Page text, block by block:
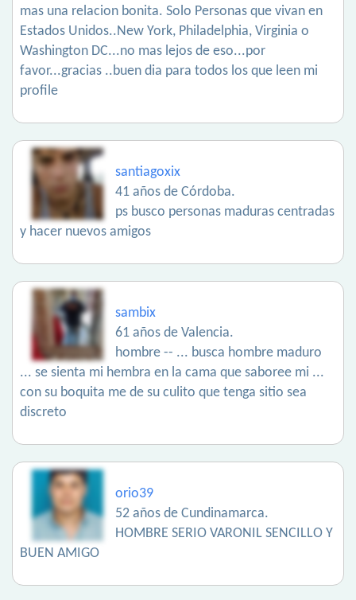
mas una relacion bonita. Solo Personas que vivan en
Estados Unidos..New York, Philadelphia, Virginia o
Washington DC...no mas lejos de eso...por
favor...gracias ..buen dia para todos los que leen mi
profile
santiagoxix
41 años de Córdoba.
ps busco personas maduras centradas
y hacer nuevos amigos
sambix
61 años de Valencia.
hombre -- ... busca hombre maduro
... se sienta mi hembra en la cama que saboree mi ...
con su boquita me de su culito que tenga sitio sea
discreto
orio39
52 años de Cundinamarca.
HOMBRE SERIO VARONIL SENCILLO Y
BUEN AMIGO